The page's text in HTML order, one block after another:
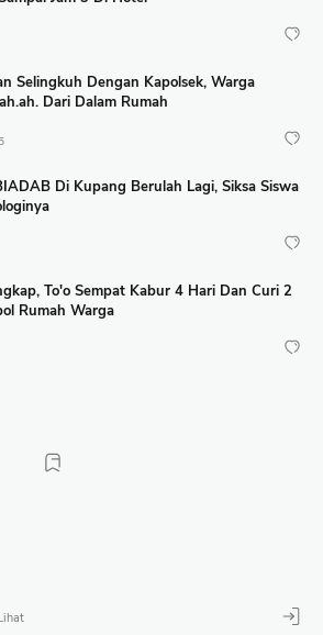
Selingkuh Dengan Kapolsek, Warga
Dari Dalam Rumah
Di Kupang Berulah Lagi, Siksa Siswa
To'o Sempat Kabur 4 Hari Dan Curi 2
Rumah Warga